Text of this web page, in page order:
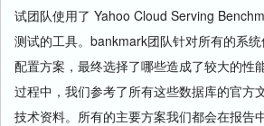
试团队使用了 Yahoo Cloud Serving
测试的工具。bankmark团队针对所有的系
配置方案，最终选择了哪些造成了较大的性
过程中，我们参考了所有这些数据库的官方
技术资料。所有的主要方案我们都会在报告